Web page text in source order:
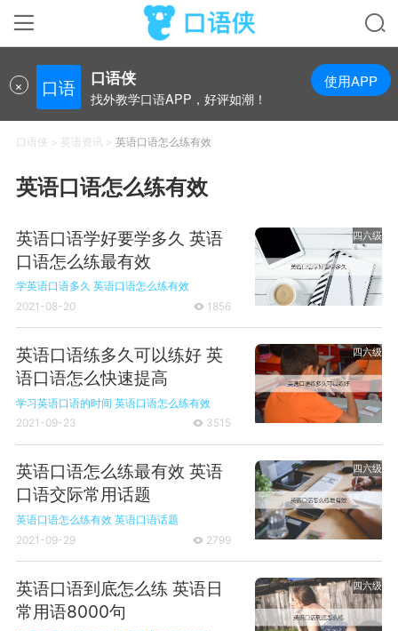
× 口语 口语侠
找外教学口语APP，好评如潮！
使用APP
口语侠 > 英语资讯 > 英语口语怎么练有效
英语口语怎么练有效
英语口语学好要学多久 英语
口语怎么练最有效
学英语口语多久 英语口语怎么练有效
2021-08-20
 1856
四六级
英语口语练多久可以练好 英
语口语怎么快速提高
学习英语口语的时间 英语口语怎么练有效
2021-09-23
 3515
四六级
英语口语怎么练最有效 英语
口语交际常用话题
英语口语怎么练有效 英语口语话题
2021-09-29
 2799
四六级
英语口语到底怎么练 英语日
常用语8000句
四六级